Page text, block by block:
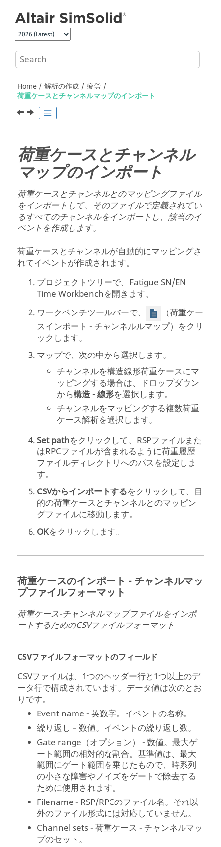
Home 解析の作成
疲労
荷重ケースとチャンネルマップのインポート
荷重ケースとチャンネル
マップのインポート
荷重ケースとチャンネルとのマッピングファイル
をインポートして、そのファイルで定義されてい
るすべてのチャンネルをインポートし、該当のイ
ベントを作成します。
荷重ケースとチャンネルが自動的にマッピングさ
れてイベントが作成されます。
プロジェクトツリーで、Fatigue SN/EN
Time Workbenchを開きます。
ワークベンチツールバーで、
（荷重ケー
スインポート - チャンネルルマップ）をクリ
ックします。
マップで、次の中から選択します。
チャンネルを構造線形荷重ケースにマ
ッピングする場合は、ドロップダウン
から構造 - 線形を選択します。
チャンネルをマッピングする複数荷重
ケース解析を選択します。
Set pathをクリックして、RSPファイルまた
はRPCファイルが含まれるように荷重履歴
ファイルディレクトリへのパスを設定しま
す。
CSVからインポートするをクリックして、目
的の荷重ケースとチャンネルとのマッピン
グファイルに移動します。
OKをクリックします。
荷重ケースのインポート - チャンネルマッ
プファイルフォーマット
荷重ケース-チャンネルマップファイルをインポ
ートするためのCSVファイルフォーマット
CSVファイルフォーマットのフィールド
CSVファイルは、1つのヘッダー行と1つ以上のデ
ータ行で構成されています。データ値は次のとお
りです。
Event name - 英数字。イベントの名称。
繰り返し – 数値。イベントの繰り返し数。
Gate range（オプション） - 数値。最大ゲ
ート範囲の相対的な割合。基準値は、最大
範囲にゲート範囲を乗じたもので、時系列
の小さな障害やノイズをゲートで除去する
ために使用されます。
Filename - RSP/RPCのファイル名。それ以
外のファイル形式には対応していません。
Channel sets - 荷重ケース - チャンネルマッ
プのセット。